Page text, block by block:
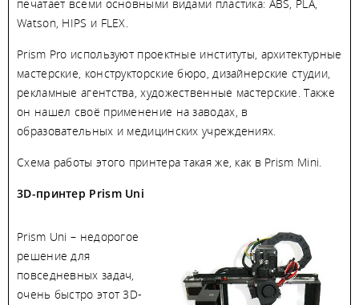
печатает всеми основными видами пластика: ABS, PLA,
Watson, HIPS и FLEX.
Prism Pro используют проектные институты, архитектурные
мастерские, конструкторские бюро, дизайнерские студии,
рекламные агентства, художественные мастерские. Также
он нашел своё применение на заводах, в
образовательных и медицинских учреждениях.
Схема работы этого принтера такая же, как в Prism Mini.
3D-принтер Prism Uni
Prism Uni – недорогое
решение для
повседневных задач,
очень быстро этот 3D-